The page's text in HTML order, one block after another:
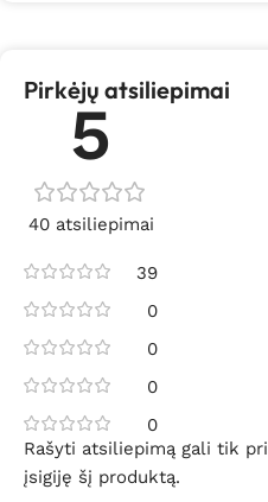
Pirkėjų atsiliepimai
5
40 atsiliepimai
39
0
0
0
0
Rašyti atsiliepimą gali tik
įsigiję šį produktą.